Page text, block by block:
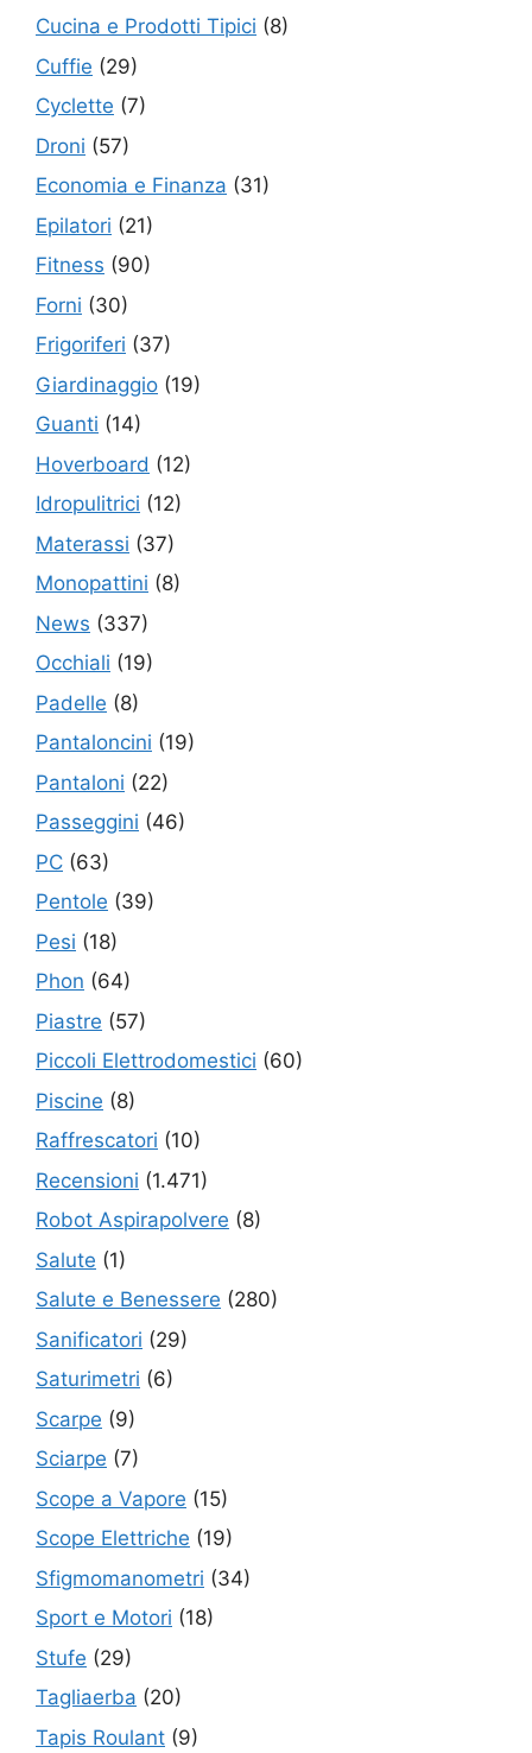
Cucina e Prodotti Tipici (8)
Cuffie (29)
Cyclette (7)
Droni (57)
Economia e Finanza (31)
Epilatori (21)
Fitness (90)
Forni (30)
Frigoriferi (37)
Giardinaggio (19)
Guanti (14)
Hoverboard (12)
Idropulitrici (12)
Materassi (37)
Monopattini (8)
News (337)
Occhiali (19)
Padelle (8)
Pantaloncini (19)
Pantaloni (22)
Passeggini (46)
PC (63)
Pentole (39)
Pesi (18)
Phon (64)
Piastre (57)
Piccoli Elettrodomestici (60)
Piscine (8)
Raffrescatori (10)
Recensioni (1.471)
Robot Aspirapolvere (8)
Salute (1)
Salute e Benessere (280)
Sanificatori (29)
Saturimetri (6)
Scarpe (9)
Sciarpe (7)
Scope a Vapore (15)
Scope Elettriche (19)
Sfigmomanometri (34)
Sport e Motori (18)
Stufe (29)
Tagliaerba (20)
Tapis Roulant (9)